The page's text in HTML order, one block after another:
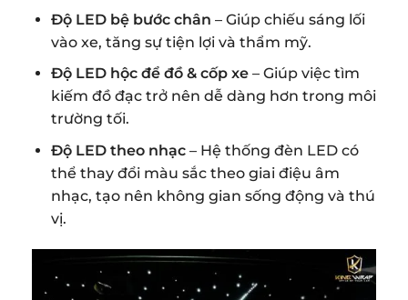
Độ LED bệ bước chân – Giúp chiếu sáng lối
vào xe, tăng sự tiện lợi và thẩm mỹ.
Độ LED hộc để đồ & cốp xe– Giúp việc tìm
kiếm đồ đạc trở nên dễ dàng hơn trong môi
trường tối.
Độ LED theo nhạc– Hệ thống đèn LED có
thể thay đổi màu sắc theo giai điệu âm
nhạc, tạo nên không gian sống động và thú
vị.